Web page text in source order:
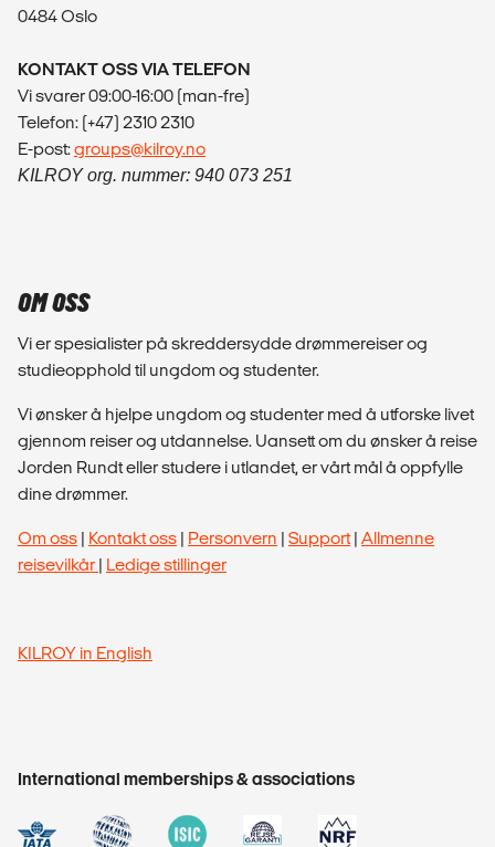
0484 Oslo
KONTAKT OSS VIA TELEFON
Vi svarer 09:00-16:00 (man-fre)
Telefon: (+47) 2310 2310
E-post:groups@kilroy.no
KILROY org. nummer: 940 073 251
OM OSS
Vi er spesialister på skreddersydde drømmereiser og
studieopphold til ungdom og studenter.
Vi ønsker å hjelpe ungdom og studenter med å utforske livet
gjennom reiser og utdannelse. Uansett om du ønsker å reise
Jorden Rundt eller studere i utlandet, er vårt mål å oppfylle
dine drømmer.
Om oss | Kontakt oss | Personvern | Support| Allmenne
reisevilkår | Ledige stillinger
KILROY in English
International memberships & associations